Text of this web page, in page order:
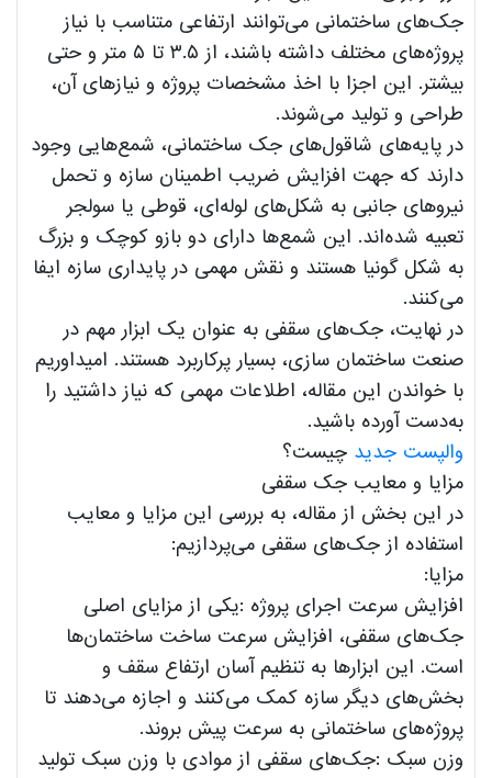
جک‌های ساختمانی می‌توانند ارتفاعی متناسب با نیاز
پروژه‌های مختلف داشته باشند، از ۳.۵ تا ۵ متر و حتی
بیشتر. این اجزا با اخذ مشخصات پروژه و نیازهای آن،
طراحی و تولید می‌شوند.
در پایه‌های شاقول‌های جک ساختمانی، شمع‌هایی وجود
دارند که جهت افزایش ضریب اطمینان سازه و تحمل
نیروهای جانبی به شکل‌های لوله‌ای، قوطی یا سولجر
تعبیه شده‌اند. این شمع‌ها دارای دو بازو کوچک و بزرگ
به شکل گونیا هستند و نقش مهمی در پایداری سازه ایفا
می‌کنند.
در نهایت، جک‌های سقفی به عنوان یک ابزار مهم در
صنعت ساختمان سازی، بسیار پرکاربرد هستند. امیداوریم
با خواندن این مقاله، اطلاعات مهمی که نیاز داشتید را
به‌دست آورده باشید.
والپست جدید چیست؟
مزایا و معایب جک سقفی
در این بخش از مقاله، به بررسی این مزایا و معایب
استفاده از جک‌های سقفی می‌پردازیم:
مزایا:
افزایش سرعت اجرای پروژه :یکی از مزایای اصلی
جک‌های سقفی، افزایش سرعت ساخت ساختمان‌ها
است. این ابزارها به تنظیم آسان ارتفاع سقف و
بخش‌های دیگر سازه کمک می‌کنند و اجازه می‌دهند تا
پروژه‌های ساختمانی به سرعت پیش بروند.
وزن سبک :جک‌های سقفی از موادی با وزن سبک تولید